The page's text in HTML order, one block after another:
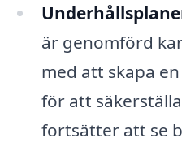
är genomförd
med att skapa
för att
fortsätter att se